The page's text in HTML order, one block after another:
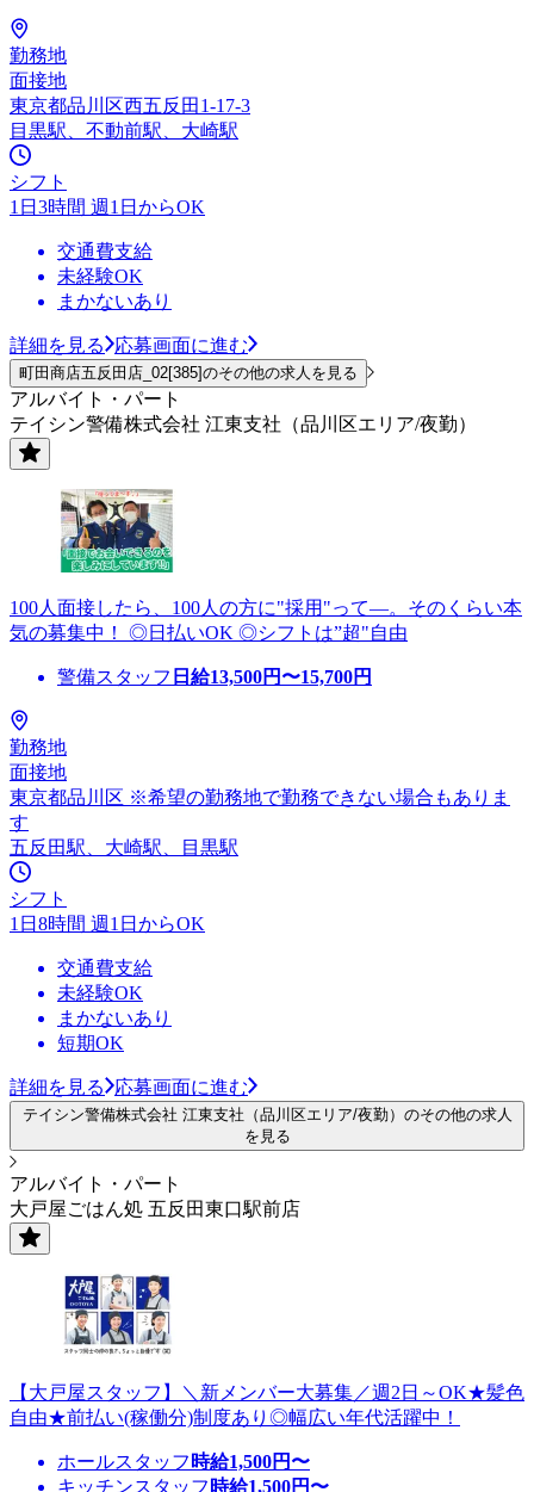
勤務地
面接地
東京都品川区西五反田1-17-3
目黒駅、不動前駅、大崎駅
シフト
1日3時間 週1日からOK
交通費支給
未経験OK
まかないあり
詳細を見る 応募画面に進む
町田商店五反田店_02[385]のその他の求人を見る
アルバイト・パート
テイシン警備株式会社 江東支社（品川区エリア/夜勤）
100人面接したら、100人の方に"採用"って―。そのくらい本
気の募集中！ ◎日払いOK ◎シフトは”超"自由
警備スタッフ 日給13,500円〜15,700円
勤務地
面接地
東京都品川区 ※希望の勤務地で勤務できない場合もありま
す
五反田駅、大崎駅、目黒駅
シフト
1日8時間 週1日からOK
交通費支給
未経験OK
まかないあり
短期OK
詳細を見る 応募画面に進む
テイシン警備株式会社 江東支社（品川区エリア/夜勤）のその他の求人
を見る
アルバイト・パート
大戸屋ごはん処 五反田東口駅前店
【大戸屋スタッフ】＼新メンバー大募集／週2日～OK★髪色
自由★前払い(稼働分)制度あり◎幅広い年代活躍中！
ホールスタッフ 時給1,500円〜
キッチンスタッフ 時給1,500円〜